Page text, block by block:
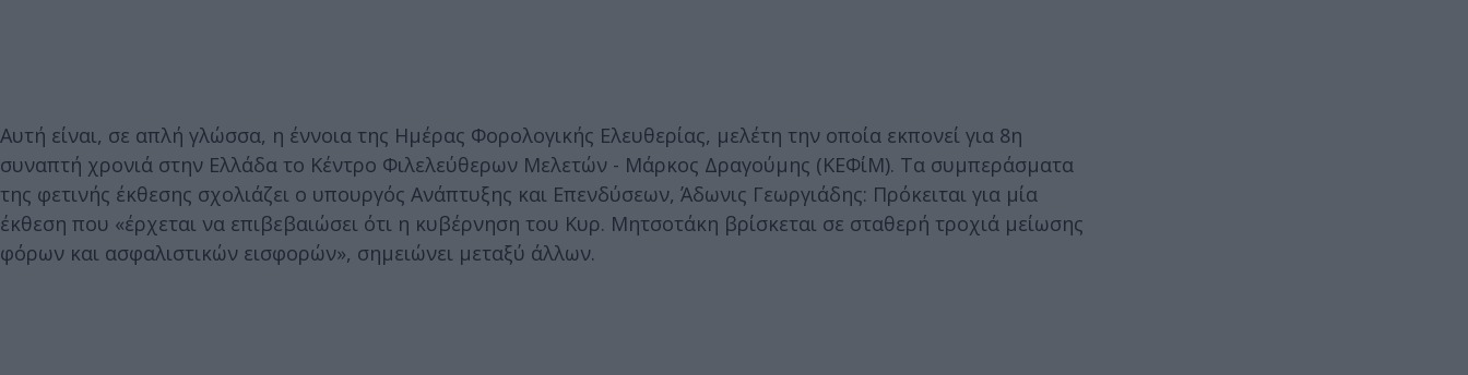
Αυτή είναι, σε απλή γλώσσα, η έννοια της Ημέρας Φορολογικής Ελευθερίας, μελέτη την οποία εκπονεί για 8η
συναπτή χρονιά στην Ελλάδα το Κέντρο Φιλελεύθερων Μελετών - Μάρκος Δραγούμης (ΚΕΦίΜ). Τα συμπεράσματα
της φετινής έκθεσης σχολιάζει ο υπουργός Ανάπτυξης και Επενδύσεων, Άδωνις Γεωργιάδης: Πρόκειται για μία
έκθεση που «έρχεται να επιβεβαιώσει ότι η κυβέρνηση του Κυρ. Μητσοτάκη βρίσκεται σε σταθερή τροχιά μείωσης
φόρων και ασφαλιστικών εισφορών», σημειώνει μεταξύ άλλων.